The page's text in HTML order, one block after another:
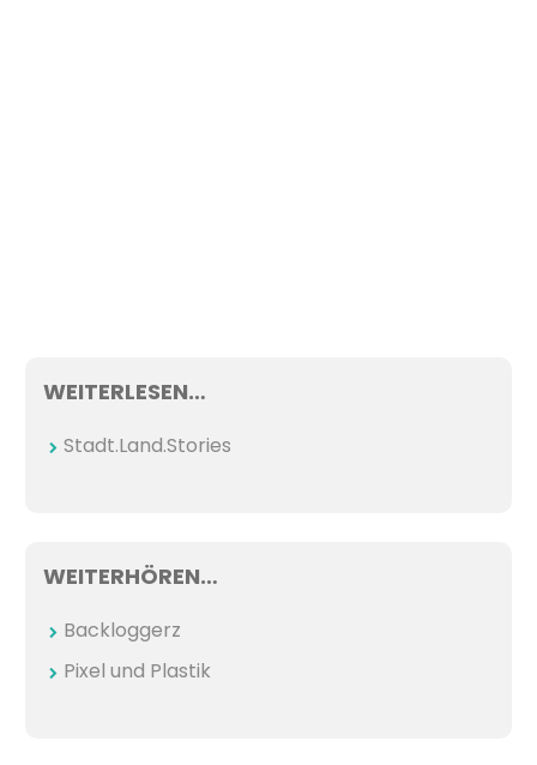
WEITERLESEN…
Stadt.Land.Stories
WEITERHÖREN…
Backloggerz
Pixel und Plastik